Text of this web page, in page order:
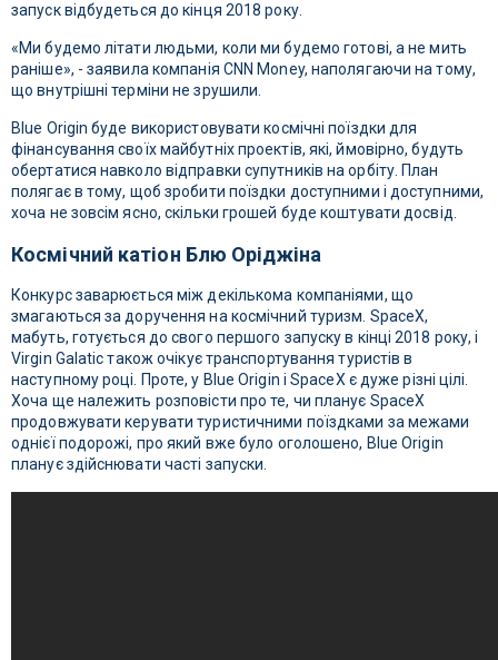
запуск відбудеться до кінця 2018 року.
«Ми будемо літати людьми, коли ми будемо готові, а не мить
раніше», - заявила компанія CNN Money, наполягаючи на тому,
що внутрішні терміни не зрушили.
Blue Origin буде використовувати космічні поїздки для
фінансування своїх майбутніх проектів, які, ймовірно, будуть
обертатися навколо відправки супутників на орбіту. План
полягає в тому, щоб зробити поїздки доступними і доступними,
хоча не зовсім ясно, скільки грошей буде коштувати досвід.
Космічний катіон Блю Оріджіна
Конкурс заварюється між декількома компаніями, що
змагаються за доручення на космічний туризм. SpaceX,
мабуть, готується до свого першого запуску в кінці 2018 року, і
Virgin Galatic також очікує транспортування туристів в
наступному році.
Проте, у Blue Origin і SpaceX є дуже різні цілі.
Хоча ще належить розповісти про те, чи планує SpaceX
продовжувати керувати туристичними поїздками за межами
однієї подорожі, про який вже було оголошено, Blue Origin
планує здійснювати часті запуски.